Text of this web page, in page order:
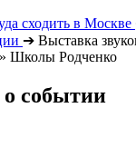
сходить в Москве
➔ Выставка
Школы Родченко
событии